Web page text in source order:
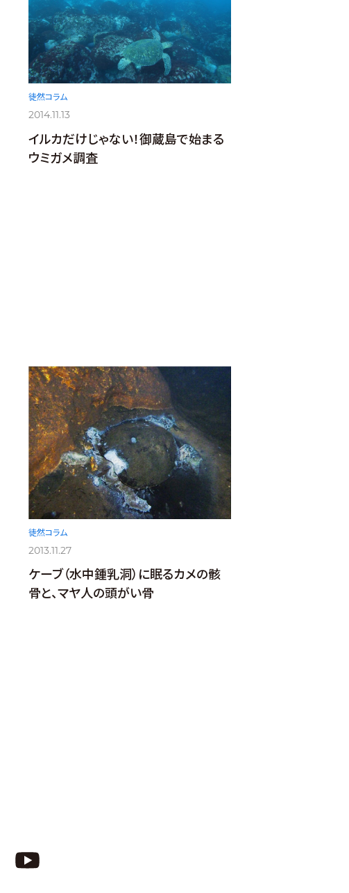
徒然コラム
2014.11.13
イルカだけじゃない！御蔵島で始まる
ウミガメ調査
徒然コラム
2013.11.27
ケーブ（水中鍾乳洞）に眠るカメの骸
骨と、マヤ人の頭がい骨